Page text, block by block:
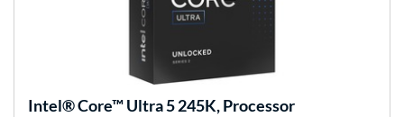
Intel®Core™ Ultra 5 245K, Processor